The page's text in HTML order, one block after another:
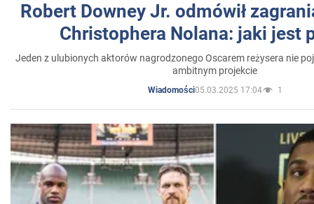
Robert Downey Jr. odmówił
Christophera Nolana: jaki jest
Jeden z ulubionych aktorów nagrodzonego Oscarem reżysera nie
ambitnym projekcie
Wiadomości05.03.2025 17:04 1